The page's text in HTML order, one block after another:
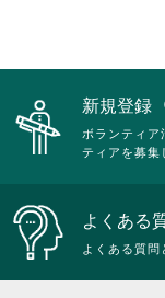
新規登録
ボランティア
ティアを募集
よくある
よくある質問